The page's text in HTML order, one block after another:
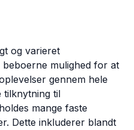
og varieret
mulighed for at
gennem hele
til
mange faste
Dette inkluderer blandt